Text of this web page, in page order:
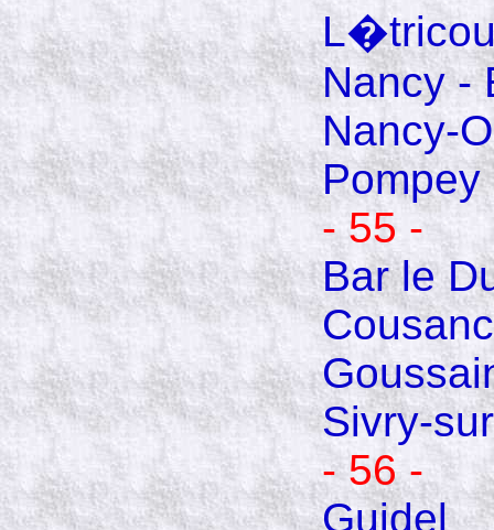
Nancy -
Nancy-
Pompey
- 55 -
Bar le
Sivry-
- 56 -
Guidel